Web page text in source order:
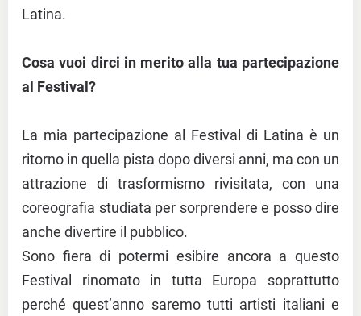
Latina.
Cosa vuoi dirci in merito alla tua partecipazione
al Festival?
La mia partecipazione al Festival di Latina è un
ritorno in quella pista dopo diversi anni, ma con un
attrazione di trasformismo rivisitata, con una
coreografia studiata per sorprendere e posso dire
anche divertire il pubblico.
Sono fiera di potermi esibire ancora a questo
Festival rinomato in tutta Europa soprattutto
perché quest’anno saremo tutti artisti italiani e